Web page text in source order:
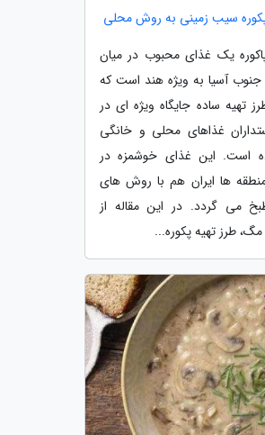
سیب زمینی به روش محلی
یک غذای محبوب در میان
آسیا به ویژه هند است که
تهیه ساده جایگاه ویژه ای در
غذاهای محلی و خانگی
است. این غذای خوشمزه در
ها ایران هم با روش های
می گردد. در این مقاله از
مگ، طرز تهیه پکوره...